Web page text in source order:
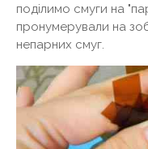
поділимо смуги на
пронумерували на
непарних смуг.